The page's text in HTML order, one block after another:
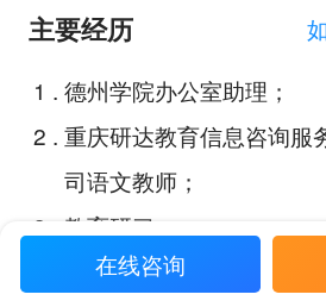
主要经历
1 . 德州学院办公室助理；
2 . 重庆研达教育信息咨询服
司语文教师；
3
教育研习；
教育调查；
在线咨询